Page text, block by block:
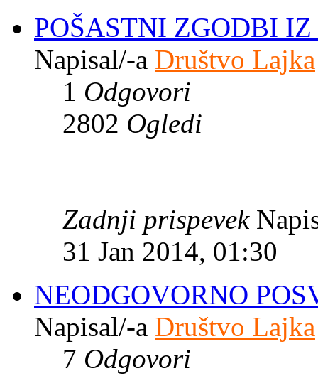
POŠASTNI ZGODBI
Napisal/-a Društvo Lajka
1 Odgovori
2802 Ogledi
Zadnji prispevek
31 Jan 2014, 01:30
NEODGOVORNO
Napisal/-a Društvo Lajka
7 Odgovori